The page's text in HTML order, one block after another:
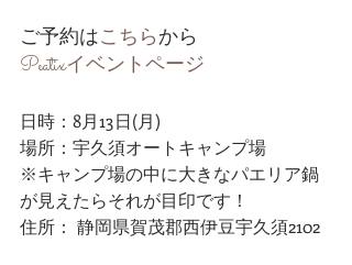
ご予約はこちらから
Peatixイベントページ
日時：8月13日(月)
場所：宇久須オートキャンプ場
※キャンプ場の中に大きなパエリア鍋
が見えたらそれが目印です！
住所： 静岡県賀茂郡西伊豆宇久須2102